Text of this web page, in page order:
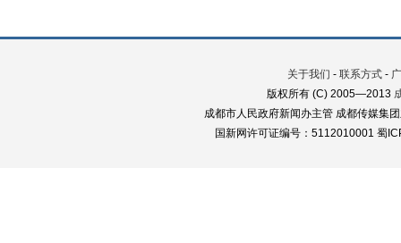
关于我们 - 联系方式 -
版权所有 (C) 2005—2013
成都市人民政府新闻办主管 成都传媒集
国新网许可证编号：5112010001 蜀